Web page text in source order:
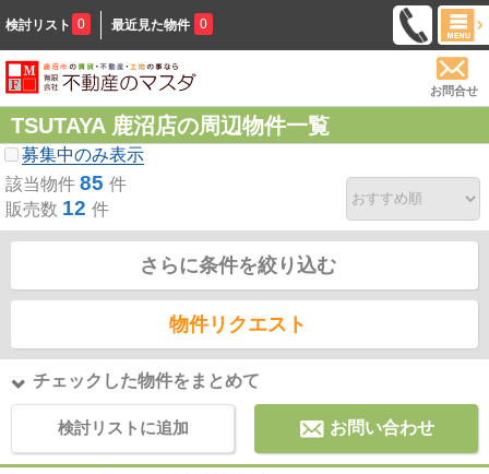
検討リスト 0 最近見た物件 0
お問合せ
TSUTAYA 鹿沼店の周辺物件一覧
募集中のみ表示
該当物件 85 件
販売数 12 件
さらに条件を絞り込む
物件リクエスト
チェックした物件をまとめて
検討リストに追加 お問い合わせ